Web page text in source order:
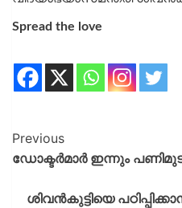
Spread the love
Previous
ഡോക്ടര്‍മാര്‍ ഇന്നും
ശിവന്‍കുട്ടിയെ